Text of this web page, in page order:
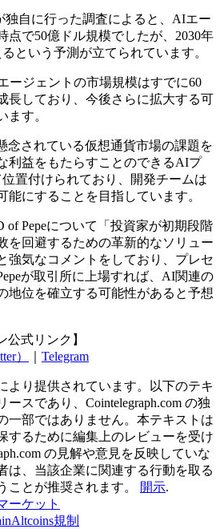
独自に行った調査によると、AIエー
点で50億ドル規模でしたが、2030年
という予測が立てられています。
ージェントの市場規模はすでに60
長しており、今後さらに拡大する可
ます。
念されている仮想通貨市場の課題を
利益をもたらすことのできるAIプ
置付けられており、開発チームは
能にすることを目指しています。
of Pepeについて「投資家が初期段階
を回避するための革新的なソリュー
強気なコメントをしており、プレセ
が取引所に上場すれば、AI関連の
地位を確立する可能性があると予想
公式リンク】
） Telegram
より提供されています。以下のテキ
スであり、Cointelegraph.com の独
一部ではありません。本テキストは
するために編集上のレビューを受け
の見解や意見を反映していな
は、当該企業に関連する行動を取る
ことが推奨されます。
開示.
ーケット
Altcoins規制